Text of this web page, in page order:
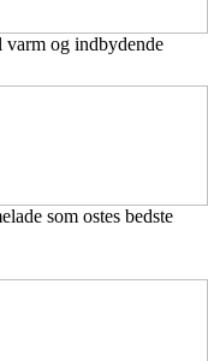
og indbydende
som ostes bedste